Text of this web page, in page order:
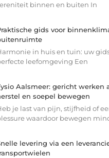
binnen en buiten In
gids voor
in huis en tuin: uw
leefomgeving Een
Aalsmeer: gericht werken
en soepel bewegen
je last van pijn, stijfheid of
waardoor bewegen
levering via een